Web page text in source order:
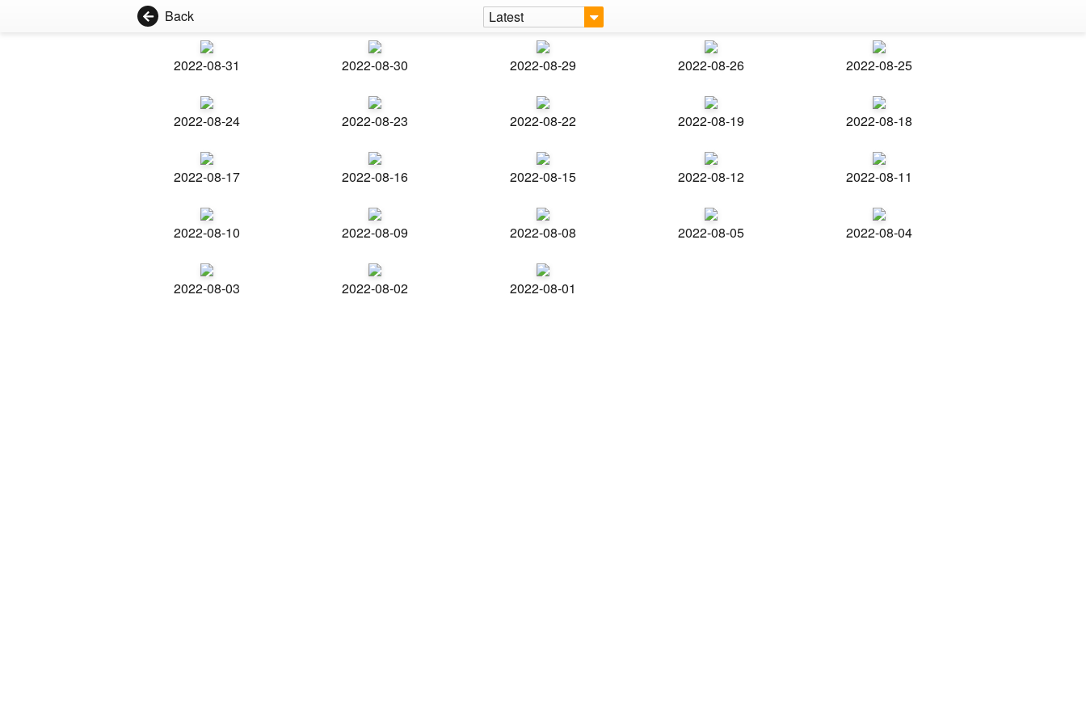
Back Latest
2022-08-31 2022-08-30 2022-08-29 2022-08-26 2022-08-25
2022-08-24 2022-08-23 2022-08-22 2022-08-19 2022-08-18
2022-08-17 2022-08-16 2022-08-15 2022-08-12 2022-08-11
2022-08-10 2022-08-09 2022-08-08 2022-08-05 2022-08-04
2022-08-03 2022-08-02 2022-08-01